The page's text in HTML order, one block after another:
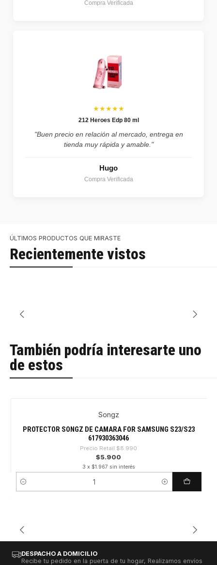
Compra Verificada
★★★★★
212 Heroes Edp 80 ml
"Buen precio en relación al mercado, entrega en
tienda muy rápida y amable."
Hugo
Compra Verificada
ÚLTIMOS PRODUCTOS QUE MIRASTE
Recientemente vistos
También podría interesarte uno
de estos
Songz
PROTECTOR SONGZ DE CAMARA FOR SAMSUNG S23/S23
617930363046
Precio Retail $8.990
$5.900
3 x $1.967 sin interés
Cantidad
DESPACHO A DOMICILIO
Recibe tu pedido en la puerta de tu hogar, Realizamos envíos